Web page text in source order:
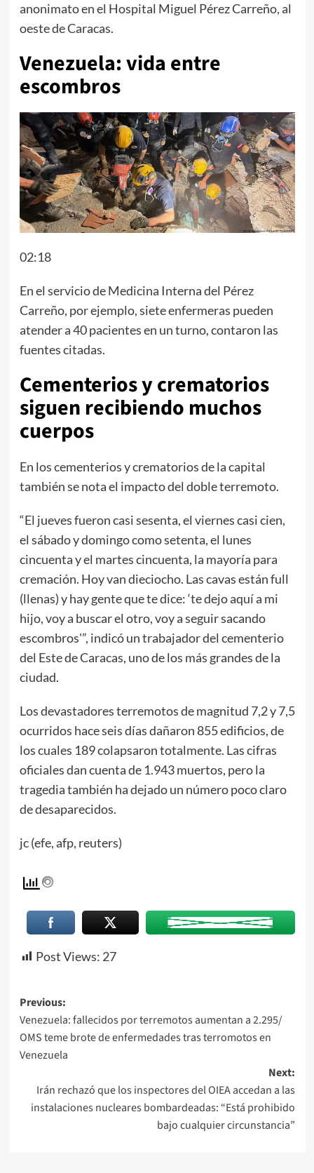
anonimato en el Hospital Miguel Pérez Carreño, al
oeste de Caracas.
Venezuela: vida entre
escombros
02:18
En el servicio de Medicina Interna del Pérez
Carreño, por ejemplo, siete enfermeras pueden
atender a 40 pacientes en un turno, contaron las
fuentes citadas.
Cementerios y crematorios
siguen recibiendo muchos
cuerpos
En los cementerios y crematorios de la capital
también se nota el impacto del doble terremoto.
“El jueves fueron casi sesenta, el viernes casi cien,
el sábado y domingo como setenta, el lunes
cincuenta y el martes cincuenta, la mayoría para
cremación. Hoy van dieciocho. Las cavas están full
(llenas) y hay gente que te dice: ‘te dejo aquí a mi
hijo, voy a buscar el otro, voy a seguir sacando
escombros'”, indicó un trabajador del cementerio
del Este de Caracas, uno de los más grandes de la
ciudad.
Los devastadores terremotos de magnitud 7,2 y 7,5
ocurridos hace seis días dañaron 855 edificios, de
los cuales 189 colapsaron totalmente. Las cifras
oficiales dan cuenta de 1.943 muertos, pero la
tragedia también ha dejado un número poco claro
de desaparecidos.
jc (efe, afp, reuters)
Post Views: 27
Previous:
Venezuela: fallecidos por terremotos aumentan a 2.295/
OMS teme brote de enfermedades tras terromotos en
Venezuela
Next:
Irán rechazó que los inspectores del OIEA accedan a las
instalaciones nucleares bombardeadas: “Está prohibido
bajo cualquier circunstancia”